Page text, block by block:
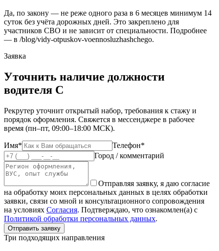
Да, по закону — не реже одного раза в 6 месяцев минимум 14
суток без учёта дорожных дней. Это закреплено для
участников СВО и не зависит от специальности. Подробнее
— в /blog/vidy-otpuskov-voennosluzhashchego.
Заявка
Уточнить наличие должности
водителя C
Рекрутер уточнит открытый набор, требования к стажу и
порядок оформления. Свяжется в мессенджере в рабочее
время (пн–пт, 09:00–18:00 МСК).
Имя*
Телефон*
Город / комментарий
Отправляя заявку, я даю согласие
на обработку моих персональных данных в целях обработки
заявки, связи со мной и консультационного сопровождения
на условиях Согласия. Подтверждаю, что ознакомлен(а) с
Политикой обработки персональных данных.
Отправить заявку
Три подходящих направления